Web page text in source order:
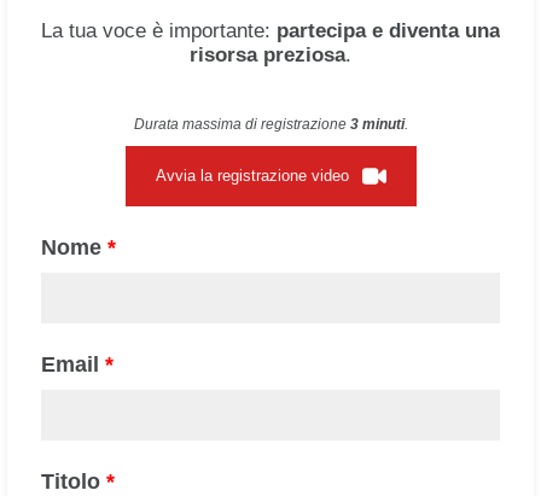
La tua voce è importante: partecipa e diventa una
risorsa preziosa.
Durata massima di registrazione 3 minuti.
Avvia la registrazione video
Nome *
Email *
Titolo *